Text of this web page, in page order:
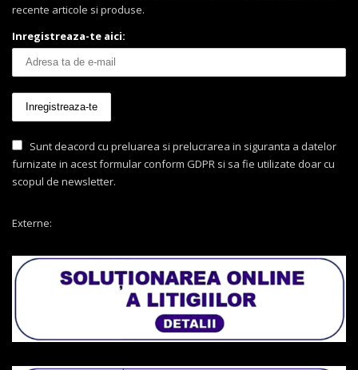
recente articole si produse.
Inregistreaza-te aici:
Sunt deacord cu preluarea si prelucrarea in siguranta a datelor
furnizate in acest formular conform GDPR si sa fie utilizate doar cu
scopul de newsletter.
Externe: